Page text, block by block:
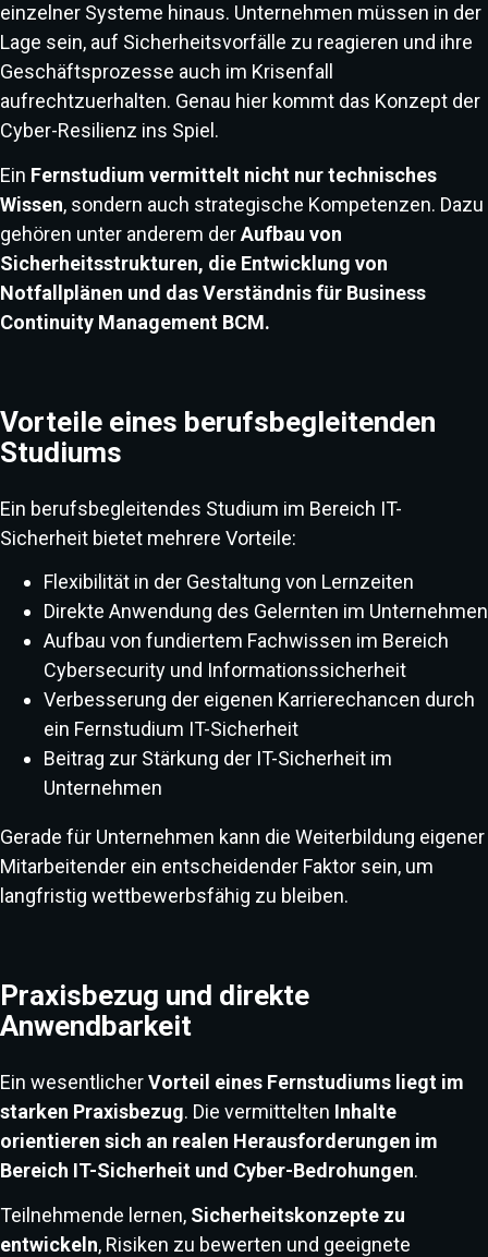
einzelner Systeme hinaus. Unternehmen müssen in der
Lage sein, auf Sicherheitsvorfälle zu reagieren und ihre
Geschäftsprozesse auch im Krisenfall
aufrechtzuerhalten. Genau hier kommt das Konzept der
Cyber-Resilienz ins Spiel.
Ein Fernstudium vermittelt nicht nur technisches
Wissen, sondern auch strategische Kompetenzen. Dazu
gehören unter anderem derAufbau von
Sicherheitsstrukturen, die Entwicklung von
Notfallplänen und das Verständnis für Business
Continuity Management BCM.
Vorteile eines berufsbegleitenden
Studiums
Ein berufsbegleitendes Studium im Bereich IT-
Sicherheit bietet mehrere Vorteile:
Flexibilität in der Gestaltung von Lernzeiten
Direkte Anwendung des Gelernten im Unternehmen
Aufbau von fundiertem Fachwissen im Bereich
Cybersecurity und Informationssicherheit
Verbesserung der eigenen Karrierechancen durch
ein Fernstudium IT-Sicherheit
Beitrag zur Stärkung der IT-Sicherheit im
Unternehmen
Gerade für Unternehmen kann die Weiterbildung eigener
Mitarbeitender ein entscheidender Faktor sein, um
langfristig wettbewerbsfähig zu bleiben.
Praxisbezug und direkte
Anwendbarkeit
Ein wesentlicherVorteil eines Fernstudiums liegt im
starken Praxisbezug. Die vermittelten Inhalte
orientieren sich an realen Herausforderungen im
Bereich IT-Sicherheit und Cyber-Bedrohungen.
Teilnehmende lernen, Sicherheitskonzepte zu
entwickeln, Risiken zu bewerten und geeignete